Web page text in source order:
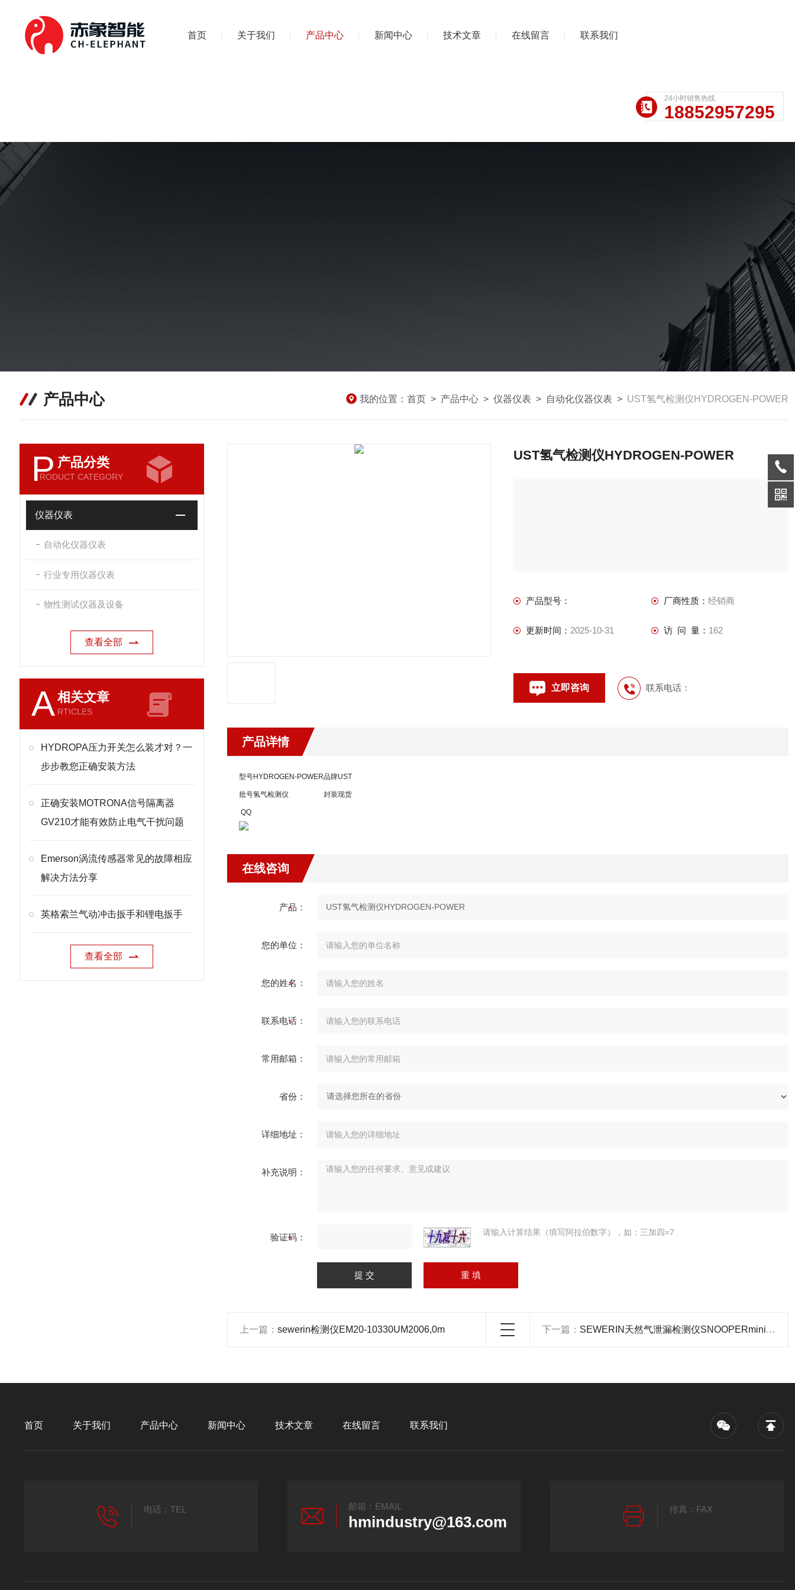
首页 关于我们 产品中心 新闻中心 技术文章 在线留言 联系我们
24小时销售热线
18852957295
产品中心 我的位置： 首页 > 产品中心 > 仪器仪表 > 自动化仪器仪表 > UST氢气检测仪HYDROGEN-POWER
P 产品分类
RODUCT CATEGORY
仪器仪表
自动化仪器仪表
行业专用仪器仪表
物性测试仪器及设备
查看全部
A相关文章
RTICLES
HYDROPA压力开关怎么装才对？一
步步教您正确安装方法
正确安装MOTRONA信号隔离器
GV210才能有效防止电气干扰问题
Emerson涡流传感器常见的故障相应
解决方法分享
英格索兰气动冲击扳手和锂电扳手
查看全部
UST氢气检测仪HYDROGEN-POWER
产品型号： 厂商性质： 经销商
更新时间： 2025-10-31 访 问 量： 162
立即咨询 联系电话：
产品详情
型号HYDROGEN-POWER品牌UST
批号氢气检测仪 封装现货
QQ
在线咨询
产品：
您的单位：
您的姓名：
联系电话：
常用邮箱：
省份：
详细地址：
补充说明：
验证码： 请输入计算结果（填写阿拉伯数字），如：三加四=7
上一篇： sewerin检测仪EM20-10330UM2006,0m 下一篇： SEWERIN天然气泄漏检测仪SNOOPERminiNr.SH03-10001
首页 关于我们 产品中心 新闻中心 技术文章 在线留言 联系我们
电话：TEL 邮箱：EMAIL
hmindustry@163.com
传真：FAX